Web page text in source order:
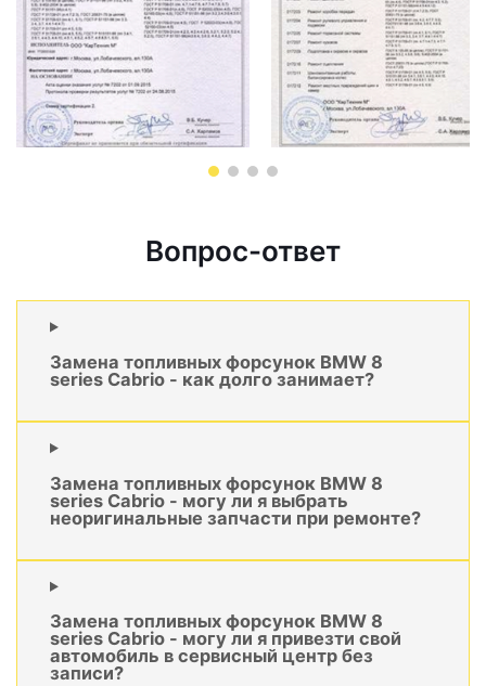
Вопрос-ответ
Замена топливных форсунок BMW 8
series Cabrio - как долго занимает?
Замена топливных форсунок BMW 8
series Cabrio - могу ли я выбрать
неоригинальные запчасти при ремонте?
Замена топливных форсунок BMW 8
series Cabrio - могу ли я привезти свой
автомобиль в сервисный центр без
записи?